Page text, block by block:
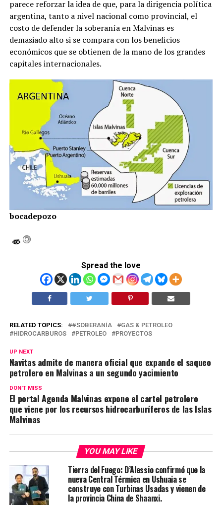
parece reforzar la idea de que, para la dirigencia política
argentina, tanto a nivel nacional como provincial, el
costo de defender la soberanía en Malvinas es
demasiado alto si se compara con los beneficios
económicos que se obtienen de la mano de los grandes
capitales internacionales.
bocadepozo
Spread the love
RELATED TOPICS: #SOBERANÍA
GAS & PETROLEO
HIDROCARBUROS
PETROLEO PROYECTOS
UP NEXT
Navitas admite de manera oficial que expande el saqueo
petrolero en Malvinas a un segundo yacimiento
DON'T MISS
El portal Agenda Malvinas expone el cartel petrolero
que viene por los recursos hidrocarburíferos de las Islas
Malvinas
YOU MAY LIKE
Tierra del Fuego: D’Alessio confirmó que la
nueva Central Térmica en Ushuaia se
construye con Turbinas Usadas y vienen de
la provincia China de Shaanxi.